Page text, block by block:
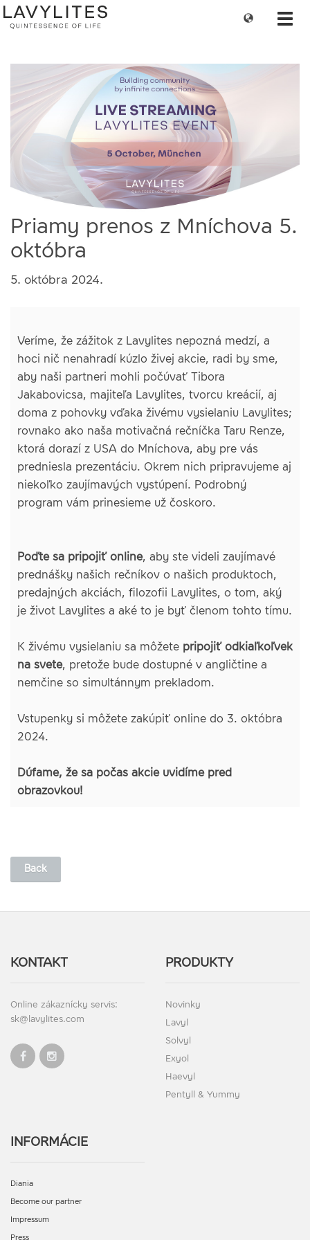
Change
Priamy prenos z Mníchova 5.
októbra
5. októbra 2024.
Veríme, že zážitok z Lavylites nepozná medzí, a
hoci nič nenahradí kúzlo živej akcie, radi by sme,
aby naši partneri mohli počúvať Tibora
Jakabovicsa, majiteľa Lavylites, tvorcu kreácií, aj
doma z pohovky vďaka živému vysielaniu Lavylites;
rovnako ako naša motivačná rečníčka Taru Renze,
ktorá dorazí z USA do Mníchova, aby pre vás
predniesla prezentáciu. Okrem nich pripravujeme aj
niekoľko zaujímavých vystúpení. Podrobný
program vám prinesieme už čoskoro.
Poďte sa pripojiť online, aby ste videli zaujímavé
prednášky našich rečníkov o našich produktoch,
predajných akciách, filozofii Lavylites, o tom, aký
je život Lavylites a aké to je byť členom tohto tímu.
K živému vysielaniu sa môžete pripojiť odkiaľkoľvek
na svete, pretože bude dostupné v angličtine a
nemčine so simultánnym prekladom.
Vstupenky si môžete zakúpiť online do 3. októbra
2024.
Dúfame, že sa počas akcie uvidíme pred
obrazovkou!
Back
KONTAKT
Online zákaznícky servis:
sk@lavylites.com
PRODUKTY
Novinky
Lavyl
Solvyl
Exyol
Haevyl
Pentyll & Yummy
INFORMÁCIE
Diania
Become our partner
Impressum
Press